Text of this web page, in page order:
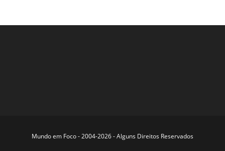
Mundo em Foco - 2004-2026 - Alguns Direitos Reservados